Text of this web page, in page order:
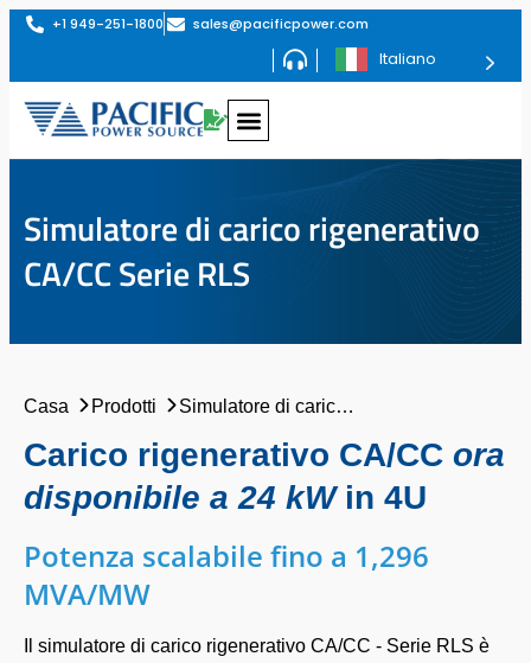
+1 949-251-1800 sales@pacificpower.com
Italiano
Simulatore di carico rigenerativo
CA/CC Serie RLS
Casa Prodotti Simulatore di carico rigenerativo CA/CC Serie RLS
Carico rigenerativo CA/CC ora
disponibile a 24 kWin 4U
Potenza scalabile fino a 1,296
MVA/MW
Il simulatore di carico rigenerativo CA/CC - Serie RLS è